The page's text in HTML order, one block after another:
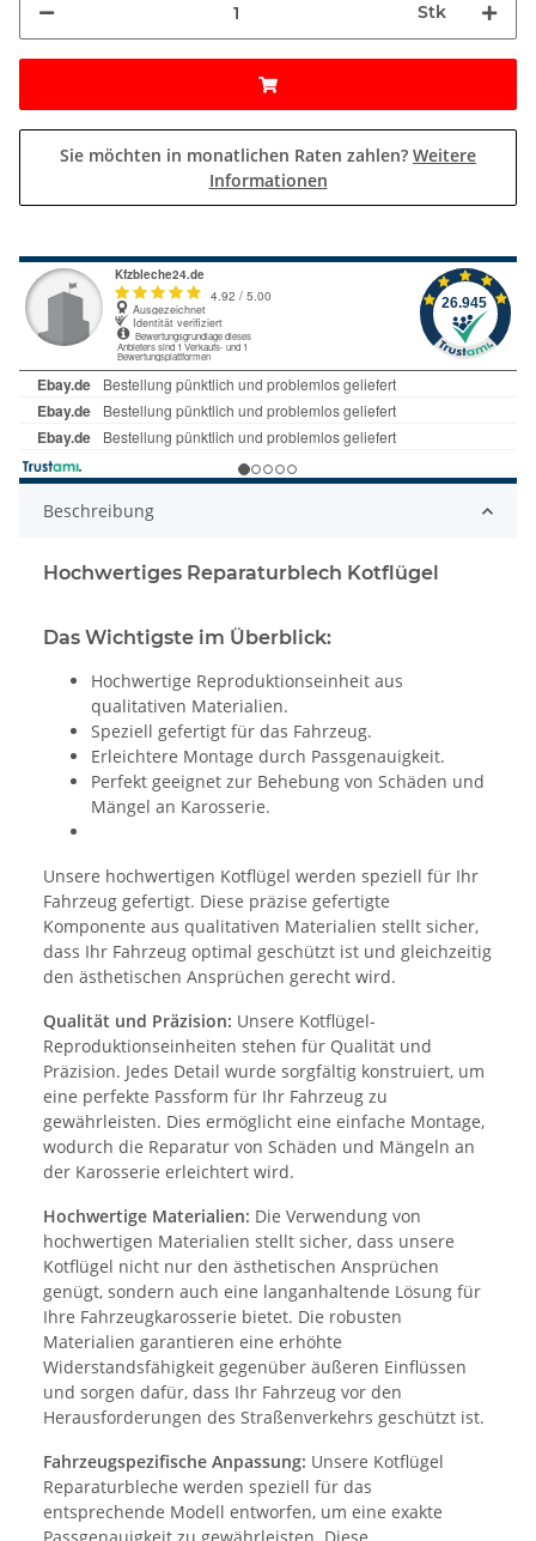
Stk
Sie möchten in monatlichen Raten zahlen? Weitere
Informationen
Beschreibung
Hochwertiges Reparaturblech Kotflügel
Das Wichtigste im Überblick:
Hochwertige Reproduktionseinheit aus
qualitativen Materialien.
Speziell gefertigt für das Fahrzeug.
Erleichtere Montage durch Passgenauigkeit.
Perfekt geeignet zur Behebung von Schäden und
Mängel an Karosserie.
Unsere hochwertigen Kotflügel werden speziell für Ihr
Fahrzeug gefertigt. Diese präzise gefertigte
Komponente aus qualitativen Materialien stellt sicher,
dass Ihr Fahrzeug optimal geschützt ist und gleichzeitig
den ästhetischen Ansprüchen gerecht wird.
Qualität und Präzision: Unsere Kotflügel-
Reproduktionseinheiten stehen für Qualität und
Präzision. Jedes Detail wurde sorgfältig konstruiert, um
eine perfekte Passform für Ihr Fahrzeug zu
gewährleisten. Dies ermöglicht eine einfache Montage,
wodurch die Reparatur von Schäden und Mängeln an
der Karosserie erleichtert wird.
Hochwertige Materialien: Die Verwendung von
hochwertigen Materialien stellt sicher, dass unsere
Kotflügel nicht nur den ästhetischen Ansprüchen
genügt, sondern auch eine langanhaltende Lösung für
Ihre Fahrzeugkarosserie bietet. Die robusten
Materialien garantieren eine erhöhte
Widerstandsfähigkeit gegenüber äußeren Einflüssen
und sorgen dafür, dass Ihr Fahrzeug vor den
Herausforderungen des Straßenverkehrs geschützt ist.
Fahrzeugspezifische Anpassung: Unsere Kotflügel
Reparaturbleche werden speziell für das
entsprechende Modell entworfen, um eine exakte